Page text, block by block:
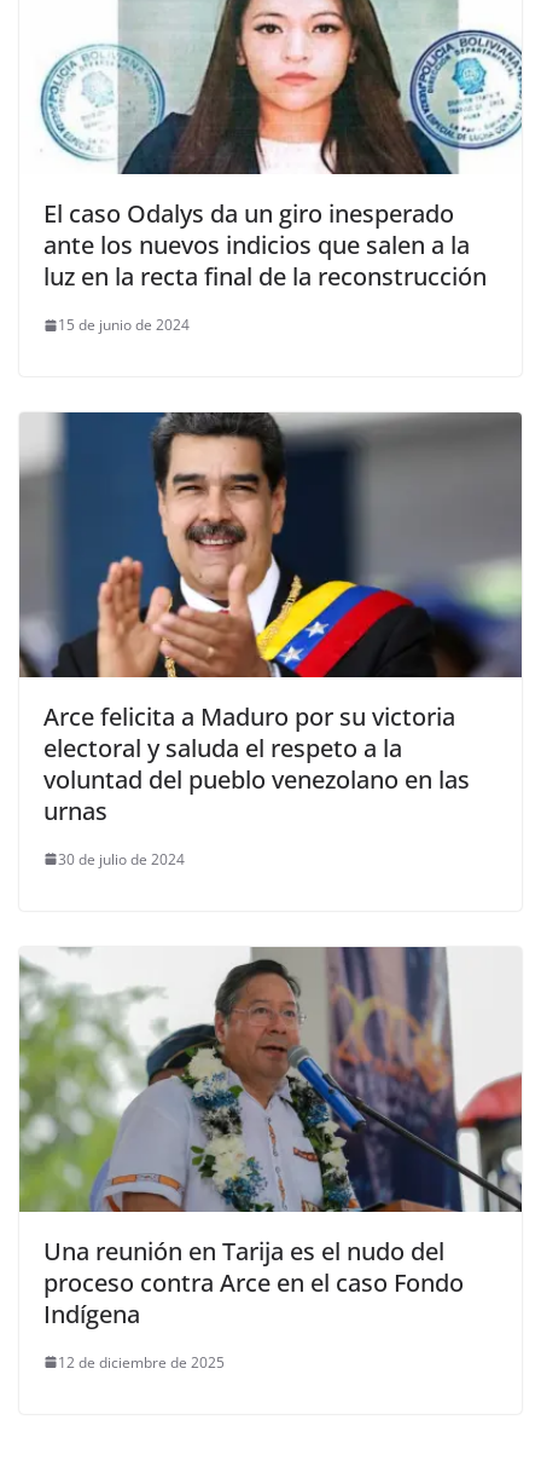
El caso Odalys da un giro inesperado
ante los nuevos indicios que salen a la
luz en la recta final de la reconstrucción
15 de junio de 2024
Arce felicita a Maduro por su victoria
electoral y saluda el respeto a la
voluntad del pueblo venezolano en las
urnas
30 de julio de 2024
Una reunión en Tarija es el nudo del
proceso contra Arce en el caso Fondo
Indígena
12 de diciembre de 2025